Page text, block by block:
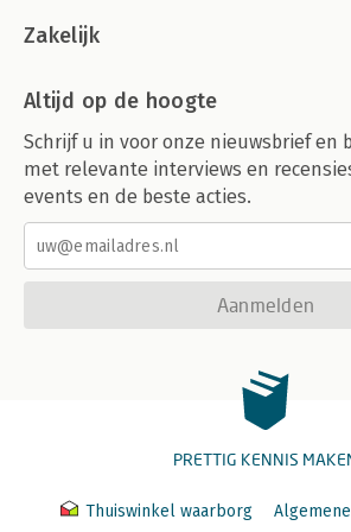
Geschiedenis 172
Thunderbird 174
Verwijderen 179
Tot slot 181
D: Afdrukken en scannen 183
Verbinding 184
Printer 185
Zakelijk
Altijd op de hoogte
Schrijf u in voor onze nieuwsbrief en
met relevante interviews en
events en de beste acties.
Aanmelden
PRETTIG KENNIS
Thuiswinkel waarborg